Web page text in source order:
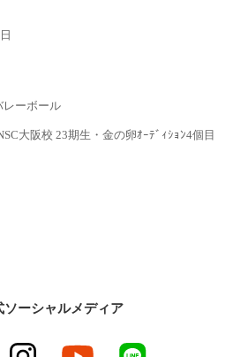
レーボール
大阪校 23期生・金の卵ｵｰﾃﾞｨｼｮﾝ4個目
ソーシャルメディア
twitter instagram youtube